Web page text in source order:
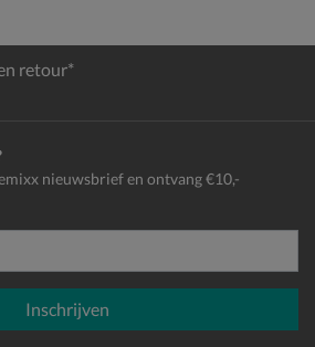
retour*
nieuwsbrief en ontvang €10,-
Inschrijven